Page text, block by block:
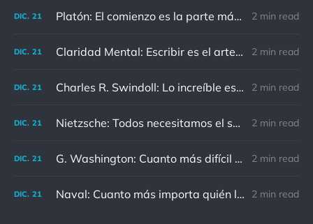
DIC. 21 Platón: El comienzo es la parte más importante del trabajo 2 min read
DIC. 21 Claridad Mental: Escribir es el arte de calmar y despejar la mente. 2 min read
DIC. 21 Charles R. Swindoll: Lo increíble es que cada día podemos elegir la actitud que adoptaremos. 2 min read
DIC. 21 Nietzsche: Todos necesitamos el sentido de culpa, pero nadie necesita sentirse culpable. 2 min read
DIC. 21 G. Washington: Cuanto más difícil es el conflicto, mayor es el triunfo. 2 min read
DIC. 21 Naval: Cuanto más importa quién lo ha dicho, menos importa en realidad 2 min read